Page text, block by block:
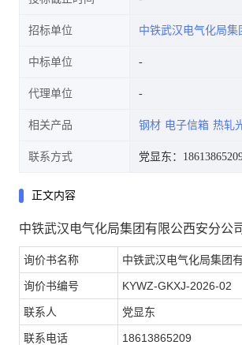
招标单位 中铁武汉电气化局集
中标单位
代理单位
相关产品 钢材 电子信箱 热轧
联系方式 党显东：
正文内容
中铁武汉电气化局集团有限公西安分公
询价书名称 中铁武汉电气化局集团
询价书编号 KYWZ-GKXJ-2026-02
联系人 党显东
联系电话 18613865209